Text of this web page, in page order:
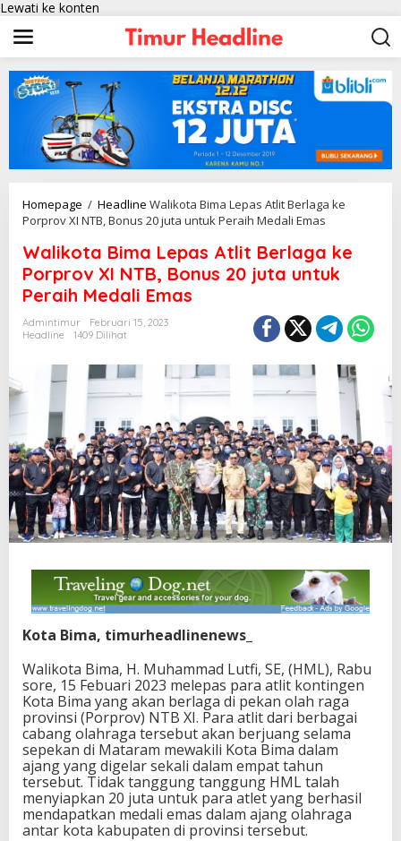
Lewati ke konten
Homepage / Headline Walikota Bima Lepas Atlit Berlaga ke
Porprov XI NTB, Bonus 20 juta untuk Peraih Medali Emas
Walikota Bima Lepas Atlit Berlaga ke
Porprov XI NTB, Bonus 20 juta untuk
Peraih Medali Emas
Admintimur
Februari 15, 2023
Headline
1409 Dilihat
Kota Bima, timurheadlinenews_
Walikota Bima, H. Muhammad Lutfi, SE, (HML), Rabu
sore, 15 Febuari 2023 melepas para atlit kontingen
Kota Bima yang akan berlaga di pekan olah raga
provinsi (Porprov) NTB XI. Para atlit dari berbagai
cabang olahraga tersebut akan berjuang selama
sepekan di Mataram mewakili Kota Bima dalam
ajang yang digelar sekali dalam empat tahun
tersebut. Tidak tanggung tanggung HML talah
menyiapkan 20 juta untuk para atlet yang berhasil
mendapatkan medali emas dalam ajang olahraga
antar kota kabupaten di provinsi tersebut.